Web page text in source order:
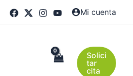
Mi cuenta
Solici
tar
cita